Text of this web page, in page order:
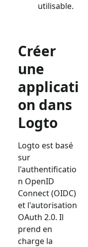
utilisable.
Créer
une
applicati
on dans
Logto
Logto est basé
sur
l'authentificatio
n OpenID
Connect (OIDC)
et l'autorisation
OAuth 2.0. Il
prend en
charge la